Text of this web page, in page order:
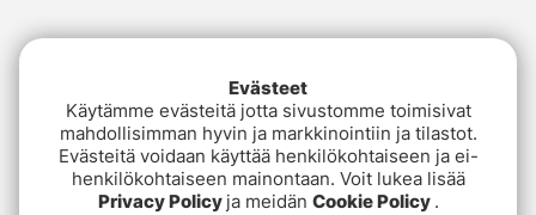
Evästeet
Käytämme evästeitä jotta sivustomme toimisivat
mahdollisimman hyvin ja markkinointiin ja tilastot.
Evästeitä voidaan käyttää henkilökohtaiseen ja ei-
henkilökohtaiseen mainontaan. Voit lukea lisää
Privacy Policy ja meidän Cookie Policy .